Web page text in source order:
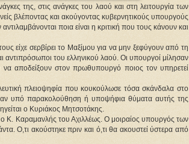
της, στις ανάγκες του λαού και στη λειτουργία των
βλέποντας και ακούγοντας κυβερνητικούς υπουργούς
ποια είναι η κριτική που τους κάνουν και
είχε σερβίρει το Μαξίμου για να μην ξεφύγουν από τη
αντιπρόσωποι του ελληνικού λαού. Οι υπουργοί μίλησαν
να αποδείξουν στον πρωθυπουργό ποιος τον υπηρετεί
πλειοψηφία που κουκούλωσε τόσα σκάνδαλα στο
υπό παρακολούθηση ή υποψήφια θύματα αυτής της
ο Κυριάκος Μητσοτάκης.
ο Κ. Καραμανλής του Αχιλλέως. Ο μοιραίος υπουργός των
Ο,τι ακούστηκε πριν και ό,τι θα ακουστεί ύστερα από